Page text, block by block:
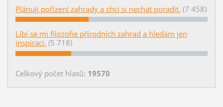
Plánuji pořízení zahrady a chci si nechat poradit. (7 458)
Líbí se mi filozofie přírodních zahrad a hledám jen
inspiraci. (5 718)
Celkový počet hlasů: 19570